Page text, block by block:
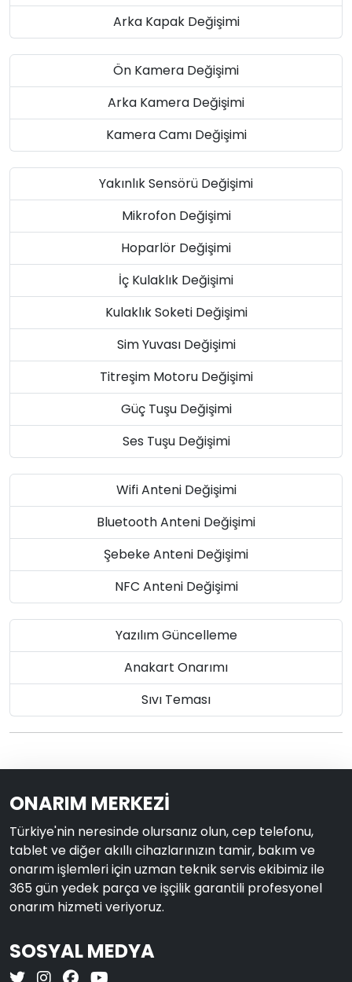
Arka Kapak Değişimi
Ön Kamera Değişimi
Arka Kamera Değişimi
Kamera Camı Değişimi
Yakınlık Sensörü Değişimi
Mikrofon Değişimi
Hoparlör Değişimi
İç Kulaklık Değişimi
Kulaklık Soketi Değişimi
Sim Yuvası Değişimi
Titreşim Motoru Değişimi
Güç Tuşu Değişimi
Ses Tuşu Değişimi
Wifi Anteni Değişimi
Bluetooth Anteni Değişimi
Şebeke Anteni Değişimi
NFC Anteni Değişimi
Yazılım Güncelleme
Anakart Onarımı
Sıvı Teması
ONARIM MERKEZİ
Türkiye'nin neresinde olursanız olun, cep telefonu,
tablet ve diğer akıllı cihazlarınızın tamir, bakım ve
onarım işlemleri için uzman teknik servis ekibimiz ile
365 gün yedek parça ve işçilik garantili profesyonel
onarım hizmeti veriyoruz.
SOSYAL MEDYA